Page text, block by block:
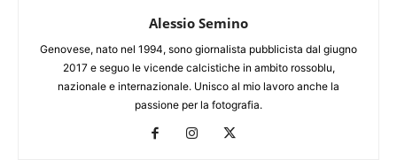
Alessio Semino
Genovese, nato nel 1994, sono giornalista pubblicista dal giugno
2017 e seguo le vicende calcistiche in ambito rossoblu,
nazionale e internazionale. Unisco al mio lavoro anche la
passione per la fotografia.